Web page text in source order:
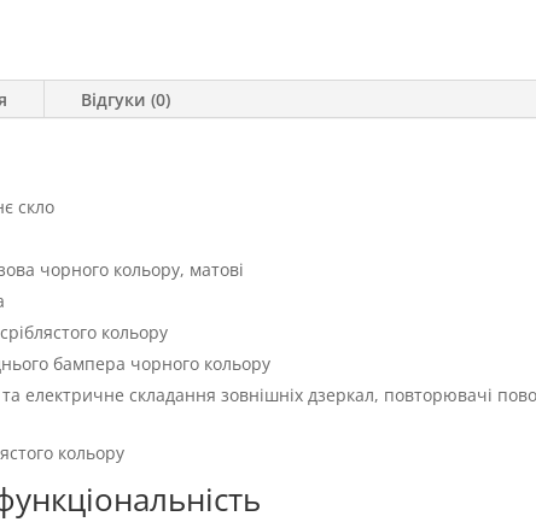
Відгуки (0)
скло
чорного кольору, матові
кольору
бампера чорного кольору
електричне складання зовнішніх дзеркал, повторювачі
кольору